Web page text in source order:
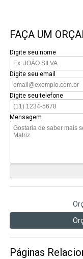
FAÇA UM
Digite seu nome
Digite seu email
Digite seu telefone
Mensagem
Páginas